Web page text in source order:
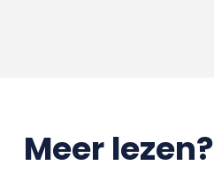
Meer lezen?